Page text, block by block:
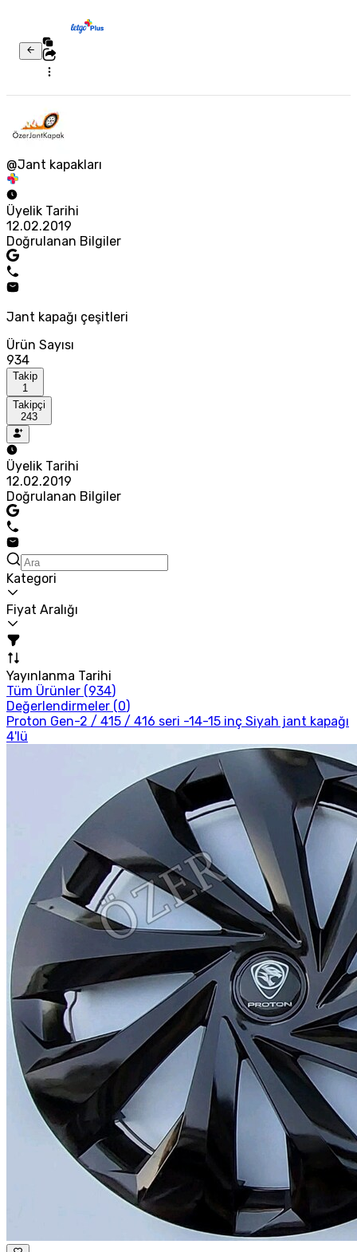
@Jant kapakları
Üyelik Tarihi
12.02.2019
Doğrulanan Bilgiler
Jant kapağı çeşitleri
Ürün Sayısı
934
Takip
1
Takipçi
243
Üyelik Tarihi
12.02.2019
Doğrulanan Bilgiler
Kategori
Fiyat Aralığı
Yayınlanma Tarihi
Tüm Ürünler (934)
Değerlendirmeler (0)
Proton Gen-2 / 415 / 416 seri -14-15 inç Siyah jant kapağı
4'lü